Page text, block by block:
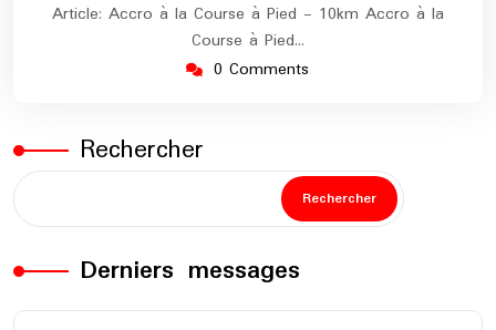
Article: Accro à la Course à Pied - 10km Accro à la
Course à Pied…
0 Comments
Rechercher
Rechercher
Derniers messages